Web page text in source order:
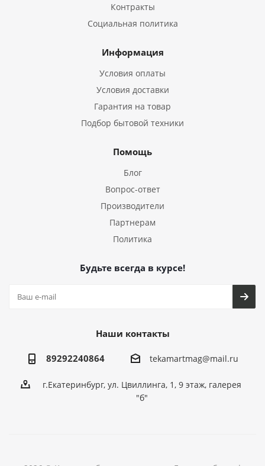
Контракты
Социальная политика
Информация
Условия оплаты
Условия доставки
Гарантия на товар
Подбор бытовой техники
Помощь
Блог
Вопрос-ответ
Производители
Партнерам
Политика
Будьте всегда в курсе!
Наши контакты
89292240864 tekamartmag@mail.ru
г.Екатеринбург, ул. Цвиллинга, 1, 9 этаж, галерея
"б"